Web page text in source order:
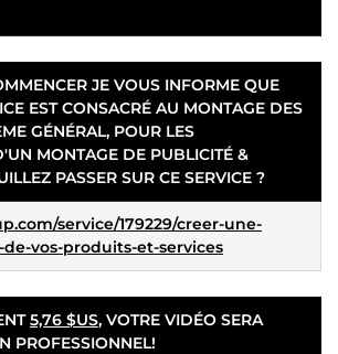
JE VOUS INFORME QUE
EST CONSACRÉ AU MONTAGE DES
GÉNÉRAL, POUR LES
MONTAGE DE PUBLICITÉ &
PASSER SUR CE SERVICE ?
service/179229/creer-une-
vos-produits-et-services
5,76 $US, VOTRE VIDÉO SERA
PROFESSIONNEL!